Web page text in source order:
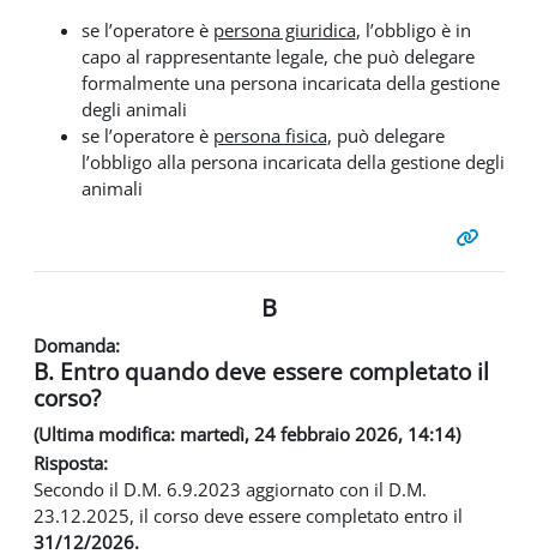
se l’operatore è persona giuridica, l’obbligo è in
capo al rappresentante legale, che può delegare
formalmente una persona incaricata della gestione
degli animali
se l’operatore è persona fisica, può delegare
l’obbligo alla persona incaricata della gestione degli
animali
B
Domanda:
B. Entro quando deve essere completato il
corso?
(Ultima modifica: martedì, 24 febbraio 2026, 14:14)
Risposta:
Secondo il D.M. 6.9.2023 aggiornato con il D.M.
23.12.2025, il corso deve essere completato entro il
31/12/2026.